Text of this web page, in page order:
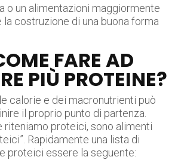
o un alimentazioni maggiormente
costruzione di una buona forma
FARE AD
PIÙ PROTEINE?
calorie e dei macronutrienti può
il proprio punto di partenza.
riteniamo proteici, sono alimenti
Rapidamente una lista di
proteici essere la seguente: